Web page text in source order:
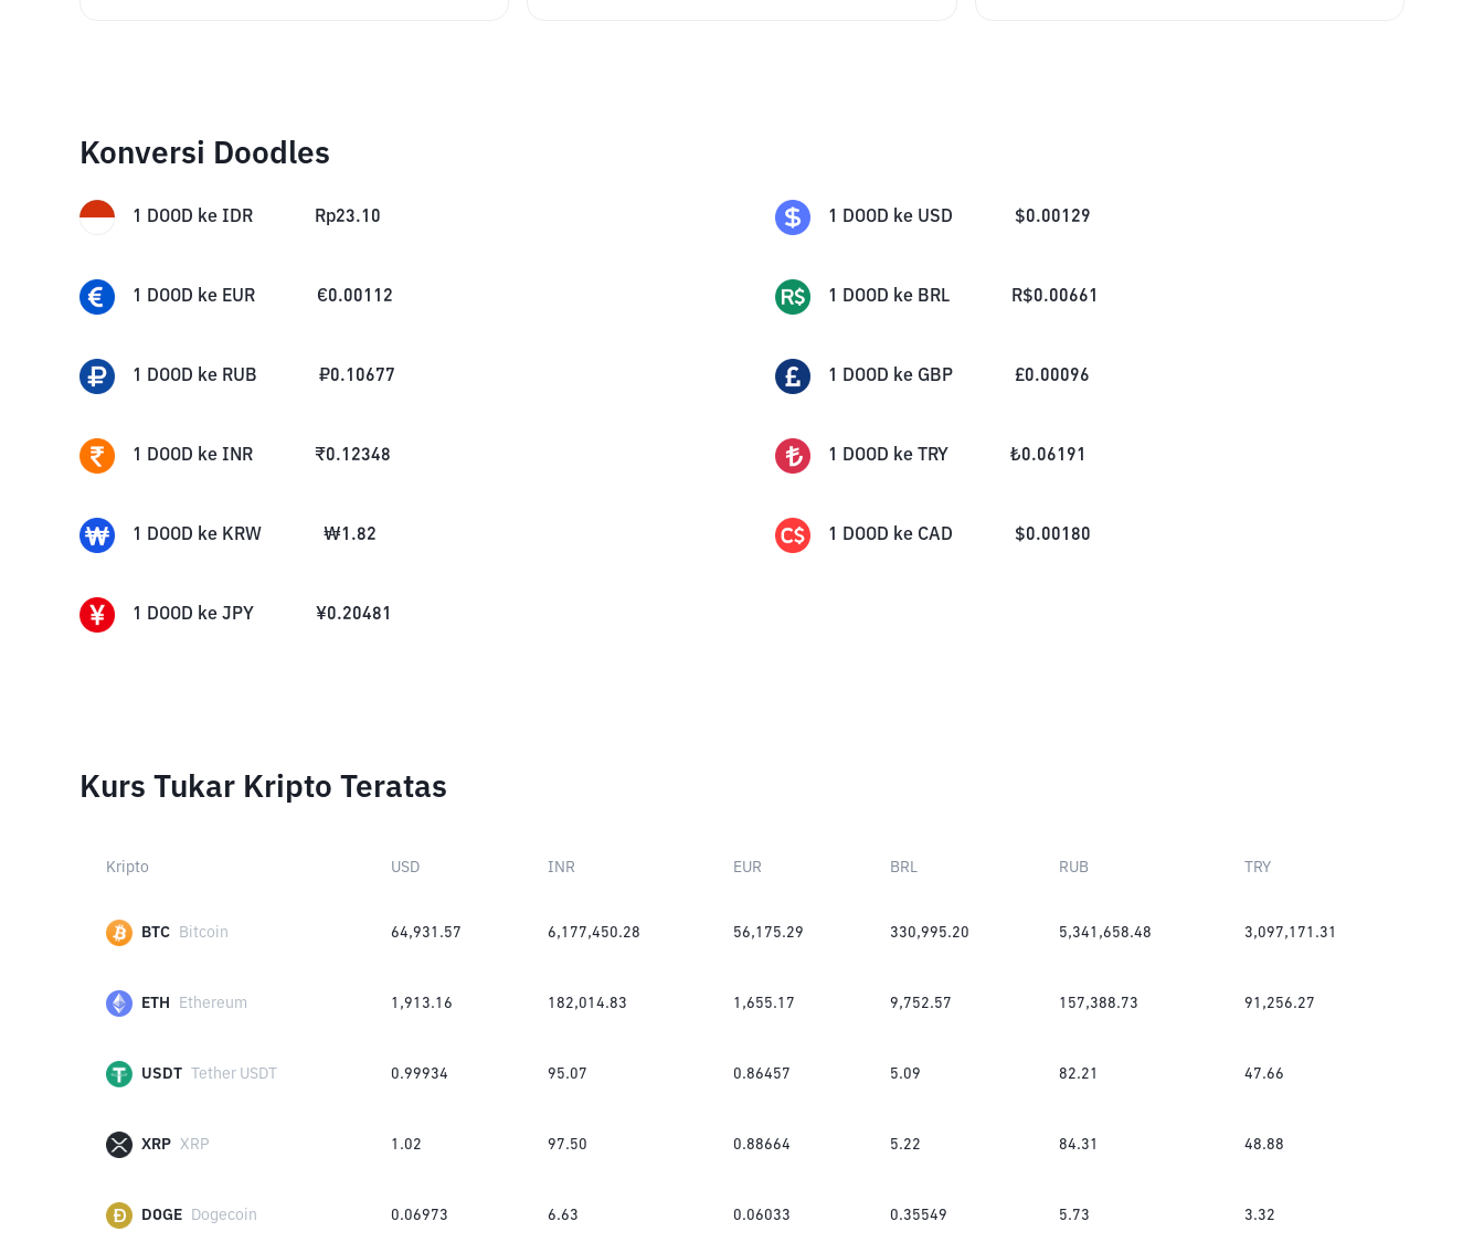
Konversi Doodles
1 DOOD ke IDR Rp23.10 1 DOOD ke USD $0.00129
1 DOOD ke EUR €0.00112 1 DOOD ke BRL R$0.00661
1 DOOD ke RUB ₽0.10677 1 DOOD ke GBP £0.00096
1 DOOD ke INR ₹0.12348 1 DOOD ke TRY ₺0.06191
1 DOOD ke KRW ₩1.82 1 DOOD ke CAD $0.00180
1 DOOD ke JPY ¥0.20481
Kurs Tukar Kripto Teratas
Kripto USD INR EUR BRL RUB TRY
BTC Bitcoin 64,931.57 6,177,450.28 56,175.29 330,995.20 5,341,658.48 3,097,171.31
ETH Ethereum 1,913.16 182,014.83 1,655.17 9,752.57 157,388.73 91,256.27
USDT Tether USDT 0.99934 95.07 0.86457 5.09 82.21 47.66
XRP XRP 1.02 97.50 0.88664 5.22 84.31 48.88
DOGE Dogecoin 0.06973 6.63 0.06033 0.35549 5.73 3.32